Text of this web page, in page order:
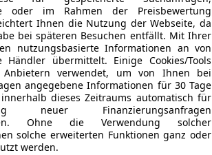
oder im Rahmen der Preisbewertung
Ihnen die Nutzung der Webseite, da
bei späteren Besuchen entfällt. Mit Ihrer
nutzungsbasierte Informationen an von
Händler übermittelt. Einige Cookies/Tools
verwendet, um von Ihnen bei
angegebene Informationen für 30 Tage
dieses Zeitraums automatisch für
neuer Finanzierungsanfragen
Ohne die Verwendung solcher
solche erweiterten Funktionen ganz oder
werden.